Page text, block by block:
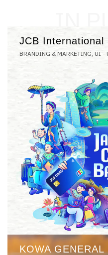
JCB International
BRANDING & MARKETING, UI -
KOWA GENERAL